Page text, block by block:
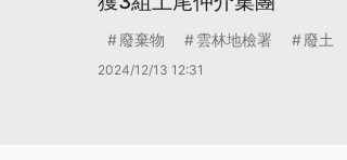
廢棄物 雲林地檢署 廢土
2024/12/13 12:31